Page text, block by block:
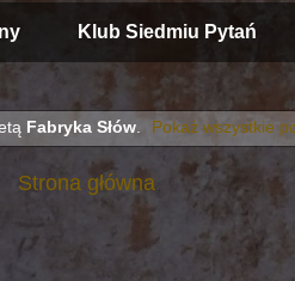
Klub Siedmiu Pytań
Fabryka Słów. Pokaż wszystkie
Strona główna